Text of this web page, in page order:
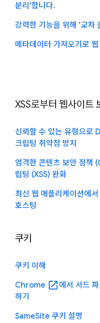
분리'합니다.
강력한 기능을 위해 '교차
메타데이터 가져오기로
XSS로부터 웹사이트
신뢰할 수 있는 유형으로
크립팅 취약점 방지
엄격한 콘텐츠 보안 정책
립팅 (XSS) 완화
최신 웹 애플리케이션에
호스팅
쿠키
쿠키 이해
Chrome open_in_new 에서 서드
하기
SameSite 쿠키 설명